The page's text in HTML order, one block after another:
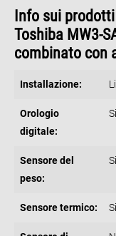
Info sui prodotti
Toshiba MW3-
combinato con
Installazione:
Orologio
digitale:
Si
Sensore del
peso:
Si
Sensore termico: Si